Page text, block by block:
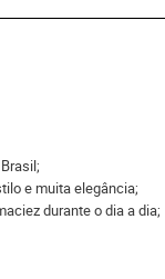
e muita elegância;
durante o dia a dia;